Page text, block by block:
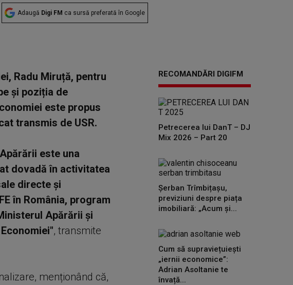
Adaugă Digi FM ca sursă preferată în Google
Radu Miruță, pentru
și poziția de
este propus
transmis de USR.
este una
dovadă în activitatea
directe și
în România, program
Apărării și
, transmite
menționând că,
RECOMANDĂRI DIGIFM
Petrecerea lui DanT – DJ
Mix 2026 – Part 20
Șerban Trîmbițașu,
previziuni despre piața
imobiliară: „Acum și...
Cum să supraviețuiești
„iernii economice”:
Adrian Asoltanie te
învață...